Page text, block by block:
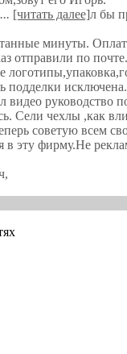
... [читать далее]л бы
минуты.
отправили по
подделки
видео руководство
Сели чехлы ,как
советую всем
в эту фирму.Не
,